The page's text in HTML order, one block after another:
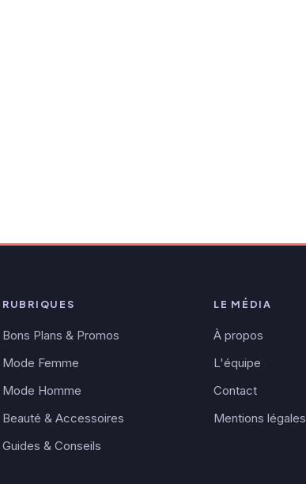
RUBRIQUES
Bons Plans & Promos
Mode Femme
Mode Homme
Beauté & Accessoires
Guides & Conseils
LE MÉDIA
À propos
L'équipe
Contact
Mentions légales